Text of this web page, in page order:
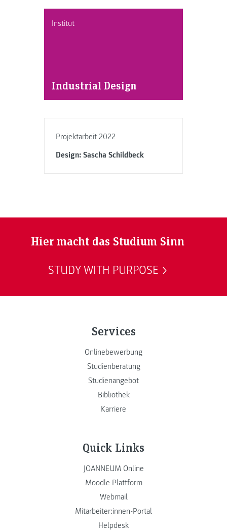
Institut
Industrial Design
Projektarbeit 2022
Design: Sascha Schildbeck
Hier macht das Studium Sinn
STUDY WITH PURPOSE
Services
Onlinebewerbung
Studienberatung
Studienangebot
Bibliothek
Karriere
Quick Links
JOANNEUM Online
Moodle Plattform
Webmail
Mitarbeiter:innen-Portal
Helpdesk